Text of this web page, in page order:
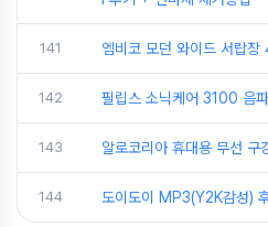
141 엠비코 모던 와이드 서랍장
142 필립스 소닉케어 3100 음
143 알로코리아 휴대용 무선 구
144 도이도이 MP3(Y2K감성)